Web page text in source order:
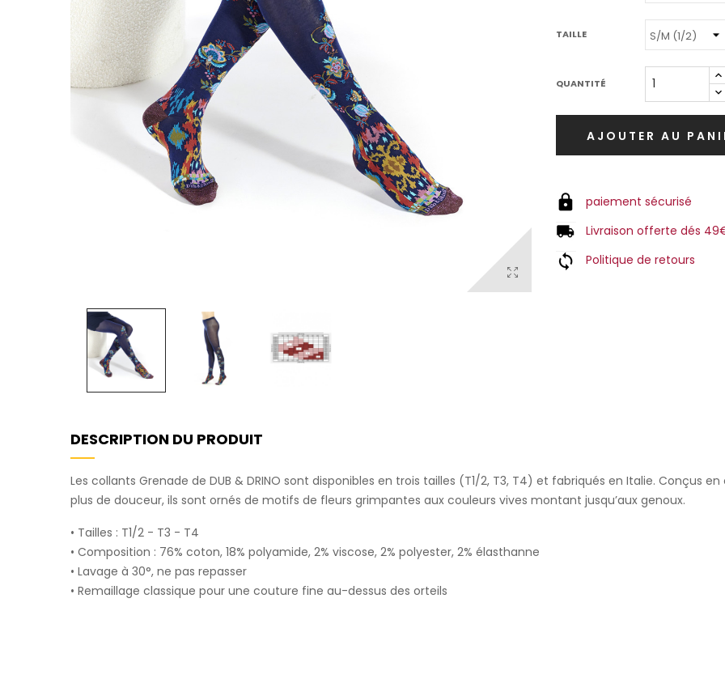
TAILLE
QUANTITÉ
AJOUTER AU
paiement sécurisé
Livraison offerte dés
Politique de retours
DESCRIPTION DU PRODUIT
Les collants Grenade de DUB & DRINO sont disponibles en trois tailles (T1/2, T3, T4) et fabriqués en Italie. Conçus
plus de douceur, ils sont ornés de motifs de fleurs grimpantes aux couleurs vives montant jusqu’aux genoux.
• Tailles : T1/2 - T3 - T4
• Composition : 76% coton, 18% polyamide, 2% viscose, 2% polyester, 2% élasthanne
• Lavage à 30°, ne pas repasser
• Remaillage classique pour une couture fine au-dessus des orteils